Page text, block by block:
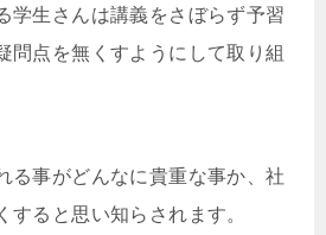
学生さんは講義をさぼらず予習
問点を無くすようにして取り組
る事がどんなに貴重な事か、社
すると思い知らされます。